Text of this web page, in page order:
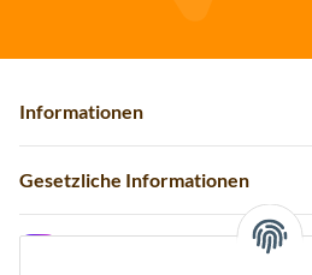
Informationen
Gesetzliche Informationen